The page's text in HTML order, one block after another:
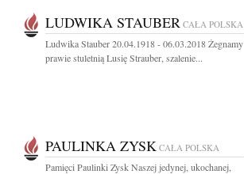
LUDWIKA STAUBER CAŁA POLSKA
Ludwika Stauber 20.04.1918 - 06.03.2018 Żegnamy
prawie stuletnią Lusię Strauber, szalenie...
PAULINKA ZYSK CAŁA POLSKA
Pamięci Paulinki Zysk Naszej jedynej, ukochanej,